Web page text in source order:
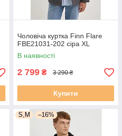
Чоловіча куртка Finn Flare
FBE21031-202 сіра XL
В наявності
2 799 ₴ 3 290 ₴
Купити
S,M –16%